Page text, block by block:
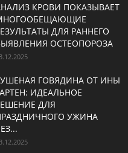
КРОВИ ПОКАЗЫВАЕТ
ДЛЯ РАННЕГО
ОСТЕОПОРОЗА
ГОВЯДИНА ОТ ИНЫ
ИДЕАЛЬНОЕ
ДЛЯ
УЖИНА